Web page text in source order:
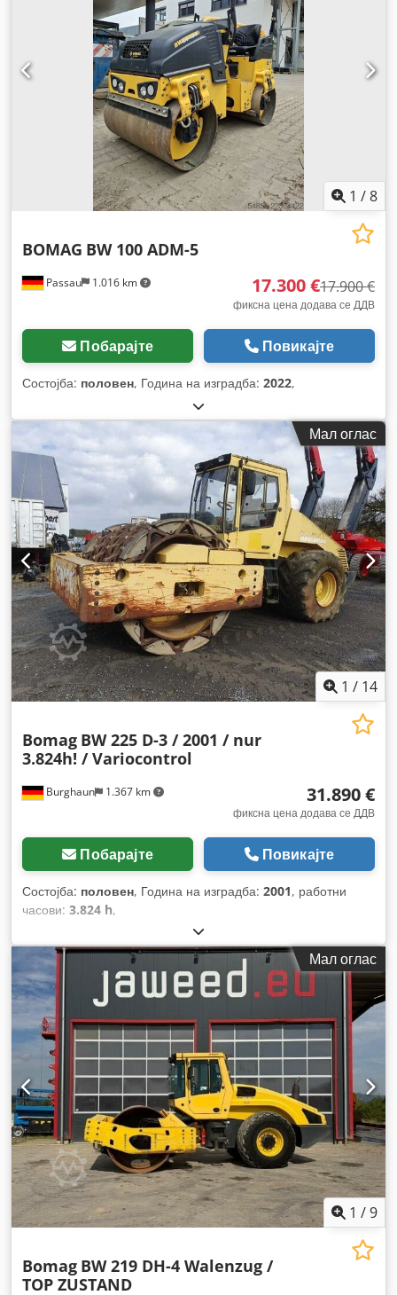
1 /8
Passau 1.016 km
BOMAG BW 100 ADM-5
17.300 €17.900 €
фиксна цена додава се ДДВ
Побарајте Повикајте
Состојба: половен, Година на изградба: 2022,
Мал оглас
1 / 14
Burghaun 1.367 km
Bomag BW 225 D-3 / 2001 / nur
3.824h! / Variocontrol
31.890 €
фиксна цена додава се ДДВ
Побарајте Повикајте
Состојба: половен, Година на изградба: 2001, работни
часови: 3.824 h,
Мал оглас
1 /9
Bomag BW 219 DH-4 Walenzug /
TOP ZUSTAND